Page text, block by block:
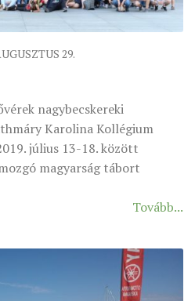
FELMÉRÉS
KÁNONJOGI
29.
nagybecskereki
Karolina Kollégium
július 13-18. között
magyarság tábort
Tovább...